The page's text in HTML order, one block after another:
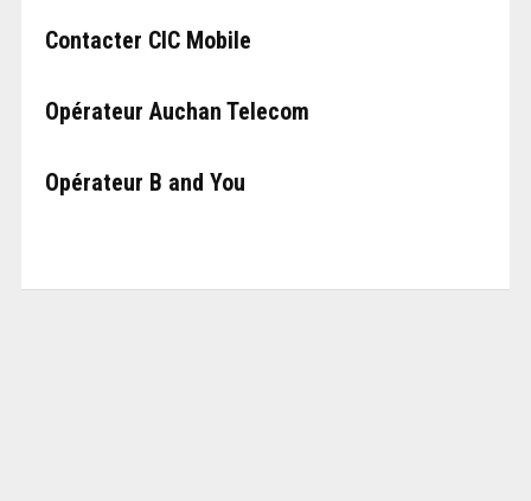
Contacter CIC Mobile
Opérateur Auchan Telecom
Opérateur B and You